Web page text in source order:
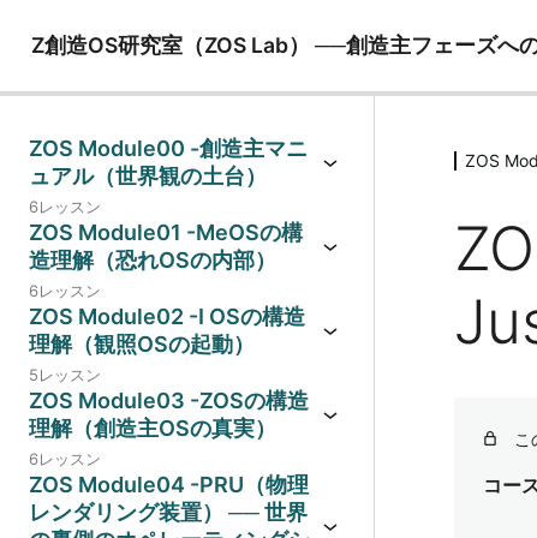
Z創造OS研究室（ZOS Lab） ──創造主フェーズへ
ZOS Module00 -創造主マニ
ュアル（世界観の土台）
6レッスン
ZOS Module01 -MeOSの構
造理解（恐れOSの内部）
6レッスン
ZOS Module02 -I OSの構造
理解（観照OSの起動）
5レッスン
ZOS Module03 -ZOSの構造
理解（創造主OSの真実）
6レッスン
ZOS Module04 -PRU（物理
レンダリング装置） ── 世界
ZOS
こ
コー